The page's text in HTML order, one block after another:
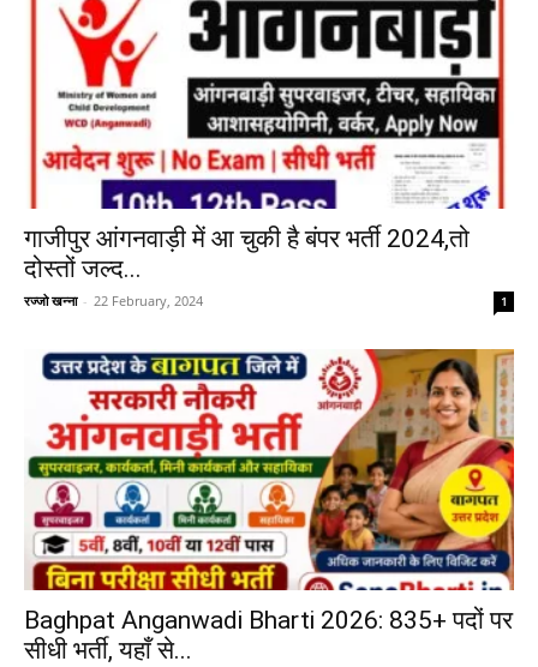
गाजीपुर आंगनवाड़ी में आ चुकी है बंपर भर्ती 2024,तो
दोस्तों जल्द...
रज्जो खन्ना - 22 February, 2024 1
Baghpat Anganwadi Bharti 2026: 835+ पदों पर
सीधी भर्ती, यहाँ से...